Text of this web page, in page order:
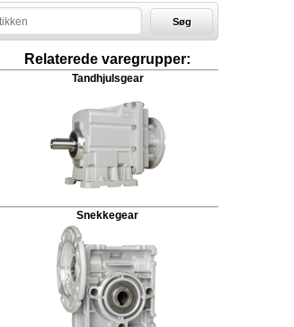
Søg
Relaterede varegrupper:
Tandhjulsgear
Snekkegear